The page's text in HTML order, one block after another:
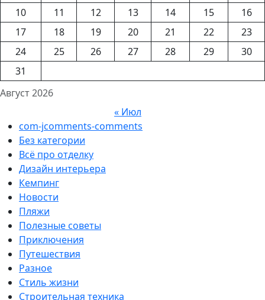
Август 2026
10
11 12 13 14 15
16
17
18 19 20 21 22
23
24
25 26 27 28 29
30
31
« Июл
com-jcomments-comments
Без категории
Всё про отделку
Дизайн интерьера
Кемпинг
Новости
Пляжи
Полезные советы
Приключения
Путешествия
Разное
Стиль жизни
Строительная техника